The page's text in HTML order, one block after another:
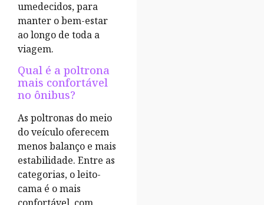
umedecidos, para
manter o bem-estar
ao longo de toda a
viagem.
Qual é a poltrona
mais confortável
no ônibus?
As poltronas do meio
do veículo oferecem
menos balanço e mais
estabilidade. Entre as
categorias, o leito-
cama é o mais